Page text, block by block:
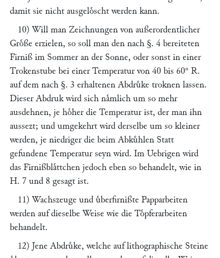
damit sie nicht ausgeloͤscht werden kann.
10) Will man Zeichnungen von außerordentlicher
Groͤße erzielen, so soll man den nach §. 4 bereiteten
Firniß im Sommer an der Sonne, oder sonst in einer
Trokenstube bei einer Temperatur von 40 bis 60° R.
auf dem nach §. 3 erhaltenen Abdruͤke troknen lassen.
Dieser Abdruk wird sich naͤmlich um so mehr
ausdehnen, je hoͤher die Temperatur ist, der man ihn
aussezt; und umgekehrt wird derselbe um so kleiner
werden, je niedriger die beim Abkuͤhlen Statt
gefundene Temperatur seyn wird. Im Uebrigen wird
das Firnißblaͤttchen jedoch eben so behandelt, wie in
H. 7 und 8 gesagt ist.
11) Wachszeuge und uͤberfirnißte Papparbeiten
werden auf dieselbe Weise wie die Toͤpferarbeiten
behandelt.
12) Jene Abdruͤke, welche auf lithographische Steine